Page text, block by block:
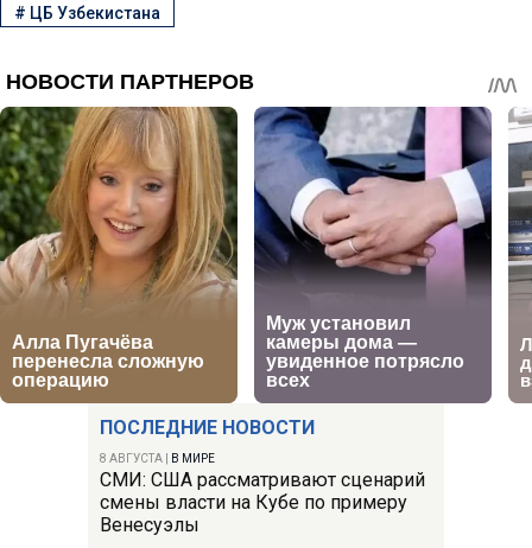
ПОСЛЕДНИЕ НОВОСТИ
8 АВГУСТА В МИРЕ
СМИ: США рассматривают сценарий
смены власти на Кубе по примеру
Венесуэлы
# ЦБ Узбекистана